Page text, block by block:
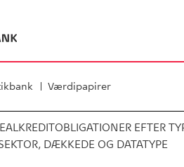
Værdipapirer
EFTER
DÆKKEDE OG DATATYPE